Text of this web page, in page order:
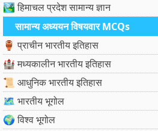
🏞️ हिमाचल प्रदेश सामान्य ज्ञान
सामान्य अध्ययन विषयवार MCQs
🏺 प्राचीन भारतीय इतिहास
🏰 मध्यकालीन भारतीय इतिहास
📜 आधुनिक भारतीय इतिहास
🗺️ भारतीय भूगोल
🌍 विश्व भूगोल